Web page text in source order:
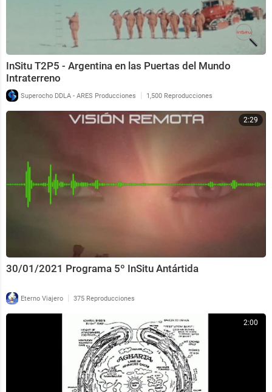
InSitu T2P5 - Argentina en las Puertas del Mundo
Intraterreno
Superocho DDLA - ARES Producciones | 1,500 Reproducciones
2:29
30/01/2021 Programa 5º InSitu Antártida
Eterno Viajero | 375 Reproducciones
2:00